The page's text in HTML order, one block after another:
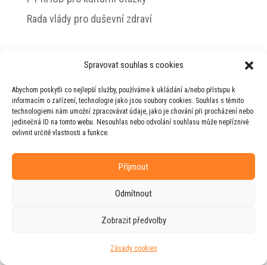
Spravovat souhlas s cookies
Abychom poskytli co nejlepší služby, používáme k ukládání a/nebo přístupu k
informacím o zařízení, technologie jako jsou soubory cookies. Souhlas s těmito
technologiemi nám umožní zpracovávat údaje, jako je chování při procházení nebo
jedinečná ID na tomto webu. Nesouhlas nebo odvolání souhlasu může nepříznivě
ovlivnit určité vlastnosti a funkce.
Příjmout
Odmítnout
Zobrazit předvolby
Zásady cookies
Rada vlády pro duševní zdraví
Horeckého
Web vytvořila firmaRUDIve spolupráci s
agenturou